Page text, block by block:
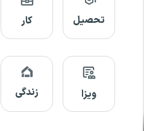
تحصیل کار
ویزا زندگی